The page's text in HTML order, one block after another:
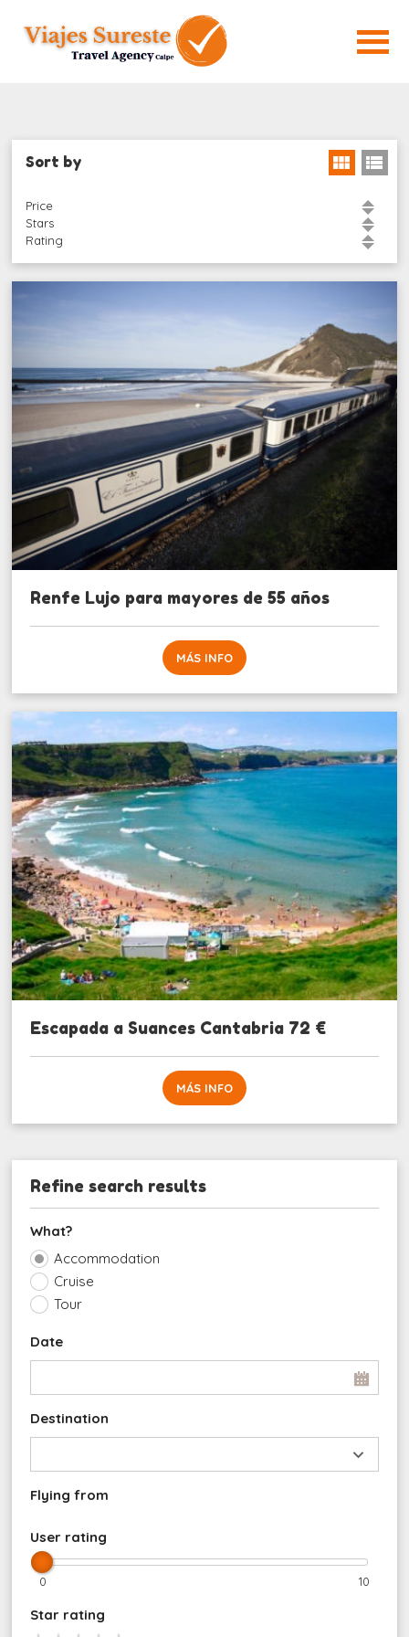
Refine search results
What?
Accommodation
Cruise
Tour
Flying from
Destination
Date
User rating
0 10
Star rating
Sort by
Price
Stars
Rating
Renfe Lujo para mayores de 55 años
MÁS INFO
Escapada a Suances Cantabria 72 €
MÁS INFO